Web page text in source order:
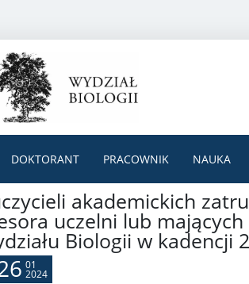
DOKTORANT PRACOWNIK NAUKA
akademickich
uczelni lub
Biologii w kadencji
01
2024